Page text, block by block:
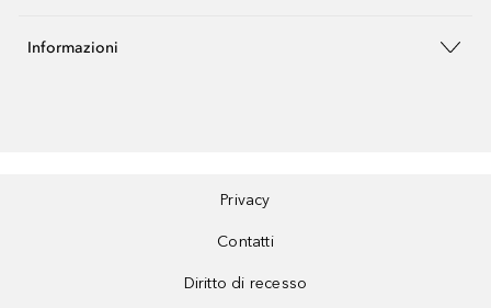
Informazioni
Privacy
Contatti
Diritto di recesso